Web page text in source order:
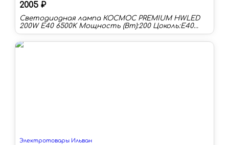
2005 ₽
Светодиодная лампа КОСМОС PREMIUM HWLED
200W E40 6500K Мощность (Вт):200 Цоколь:E40
Цветовая температура:6500 К Длина:247 мм Тип
колбы:KHW Световой поток:19000 лм Световая
отдача:95 лм/Вт
Электротовары Ильван